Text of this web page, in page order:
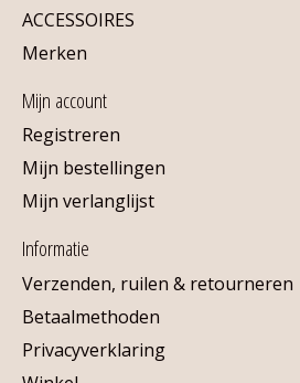
ACCESSOIRES
Merken
Mijn account
Registreren
Mijn bestellingen
Mijn verlanglijst
Informatie
Verzenden, ruilen & retourneren
Betaalmethoden
Privacyverklaring